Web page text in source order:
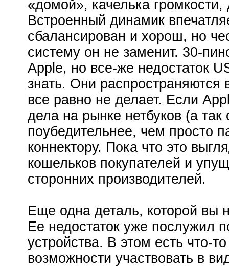
«домой», качелька
Встроенный динамик
сбалансирован и хорош, но
систему он не заменит. 30-
Apple, но все-же недостаток
знать. Они распространяются
все равно не делает. Если
дела на рынке нетбуков (а
поубедительнее, чем просто
коннектору. Пока что это
кошельков покупателей и
сторонних производителей.
Еще одна деталь, которой вы
Ее недостаток уже послужил
устройства. В этом есть что-
возможности участвовать в